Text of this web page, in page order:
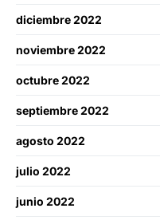
diciembre 2022
noviembre 2022
octubre 2022
septiembre 2022
agosto 2022
julio 2022
junio 2022